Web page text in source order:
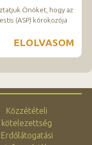
Önöket, hogy az
(ASP) kórokozója
ELOLVASOM
Közzétételi
kötelezettség
Erdőlátogatási